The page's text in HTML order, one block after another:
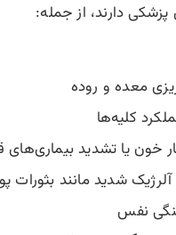
پزشکی دارند، از جمله:
معده و روده
کلیه‌ها
خون یا تشدید بیماری‌های
شدید مانند بثورات
نفس